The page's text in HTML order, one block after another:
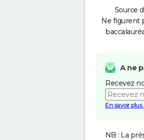
Source
Ne figurent
A ne
Recevez
En savoir
NB : La